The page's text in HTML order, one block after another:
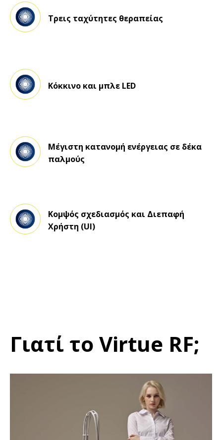
Τρεις ταχύτητες θεραπείας
Κόκκινο και μπλε LED
Μέγιστη κατανομή ενέργειας σε δέκα
παλμούς
Κομψός σχεδιασμός και Διεπαφή
Χρήστη (UI)
Γιατί το Virtue RF;